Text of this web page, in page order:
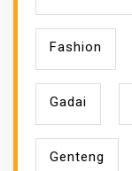
Fashion
Gadai
Genteng